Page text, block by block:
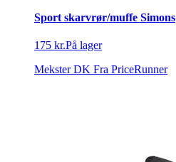
Sport skarvrør/muffe Simons
175 kr.På lager
Mekster DK Fra PriceRunner